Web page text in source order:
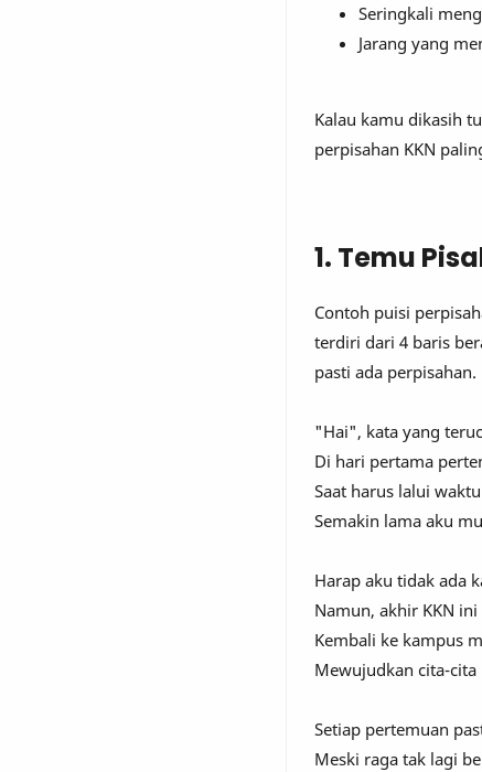
Seringkali
Jarang yang
Kalau kamu dikasih
perpisahan KKN
1. Temu
Contoh puisi
terdiri dari 4 baris
pasti ada perpisahan.
"Hai", kata yang
Di hari pertama
Saat harus lalui waktu
Semakin lama aku
Harap aku tidak ada
Namun, akhir KKN
Kembali ke kampus
Mewujudkan cita-
Setiap pertemuan
Meski raga tak lagi